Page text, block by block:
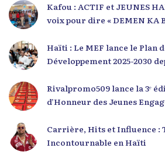
Kafou : ACTIF et JEUNES
voix pour dire « DEMEN KA
Haïti : Le MEF lance le Plan
Développement 2025-2030
Rivalpromo509 lance la 3ᵉ
d’Honneur des Jeunes
Carrière, Hits et Influence :
Incontournable en Haïti